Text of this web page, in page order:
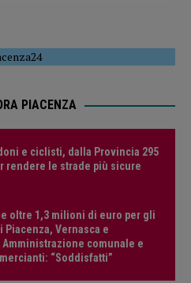
PIACENZA
e ciclisti, dalla Provincia 295
rendere le strade più sicure
oltre 1,3 milioni di euro per gli
Piacenza, Vernasca e
Amministrazione comunale e
“Soddisfatti”